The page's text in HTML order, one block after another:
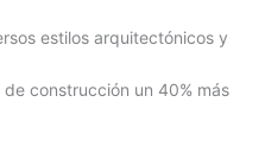
estilos arquitectónicos y
construcción un 40% más